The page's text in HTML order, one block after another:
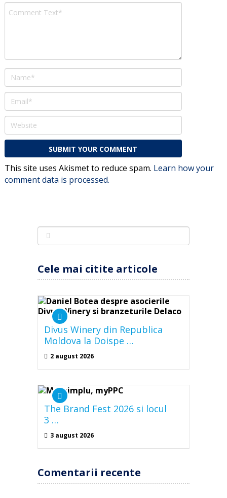
This site uses Akismet to reduce spam. Learn how your
comment data is processed.
Cele mai citite articole
Divus Winery din Republica
Moldova la Doispe …
2 august 2026
The Brand Fest 2026 si locul
3 …
3 august 2026
Comentarii recente